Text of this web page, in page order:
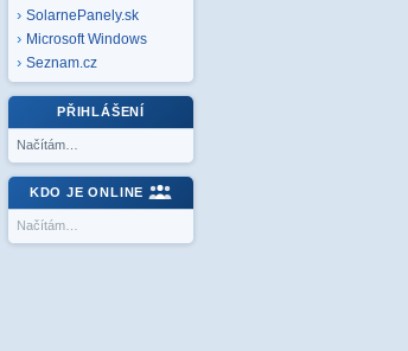
SolarnePanely.sk
Microsoft Windows
Seznam.cz
PŘIHLÁŠENÍ
Načítám…
KDO JE ONLINE
Načítám…